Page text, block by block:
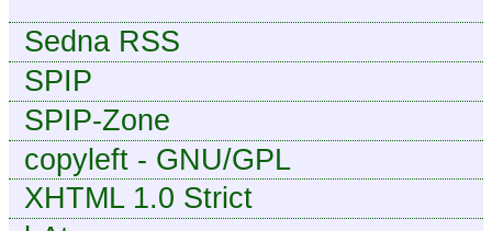
Sedna RSS
SPIP
SPIP-Zone
copyleft - GNU/GPL
XHTML 1.0 Strict